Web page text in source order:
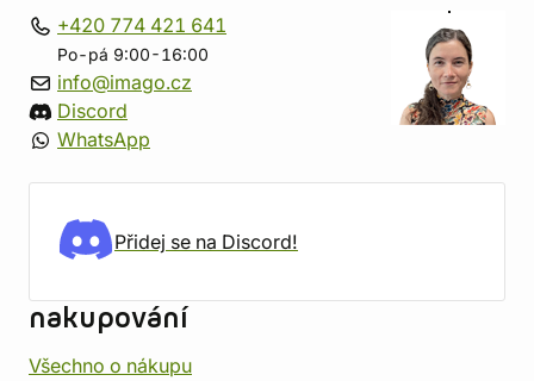
+420 774 421 641
Po-pá 9:00-16:00
info@imago.cz
Discord
WhatsApp
Přidej se na Discord!
nakupování
Všechno o nákupu